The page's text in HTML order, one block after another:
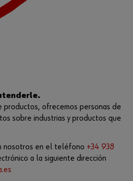
productos, ofrecemos personas de
sobre industrias y productos que
nosotros en el teléfono +34 938
a la siguiente dirección